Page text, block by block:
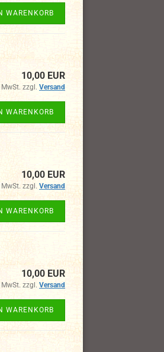
WARENKORB
10,00 EUR
zzgl. Versand
WARENKORB
10,00 EUR
zzgl. Versand
WARENKORB
10,00 EUR
zzgl. Versand
WARENKORB